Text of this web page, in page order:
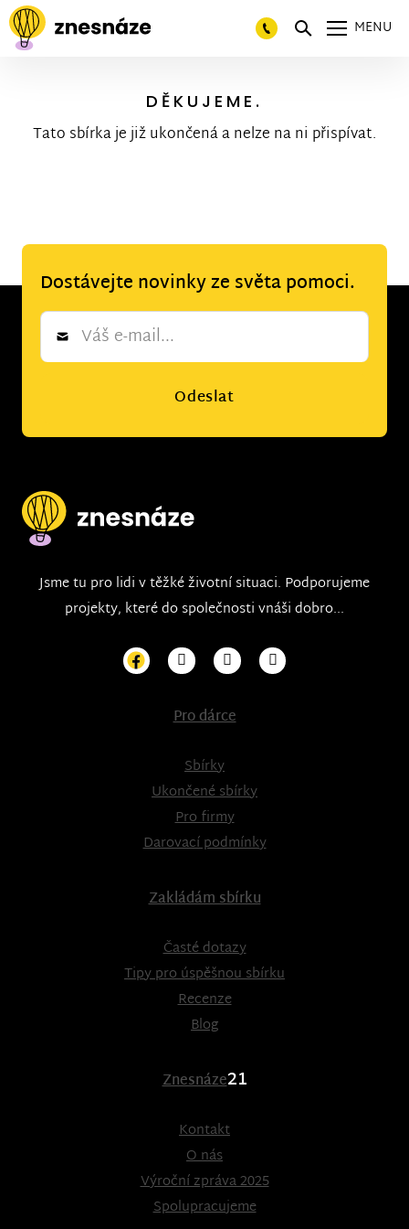
MENU
DĚKUJEME.
Tato sbírka je již ukončená a nelze na ni přispívat.
Dostávejte novinky ze světa pomoci.
Newsletter
Odeslat
Jsme tu pro lidi v těžké životní situaci. Podporujeme
projekty, které do společnosti vnáši dobro...
Pro dárce
Sbírky
Ukončené sbírky
Pro firmy
Darovací podmínky
Zakládám sbírku
Časté dotazy
Tipy pro úspěšnou sbírku
Recenze
Blog
Znesnáze21
Kontakt
O nás
Výroční zpráva 2025
Spolupracujeme